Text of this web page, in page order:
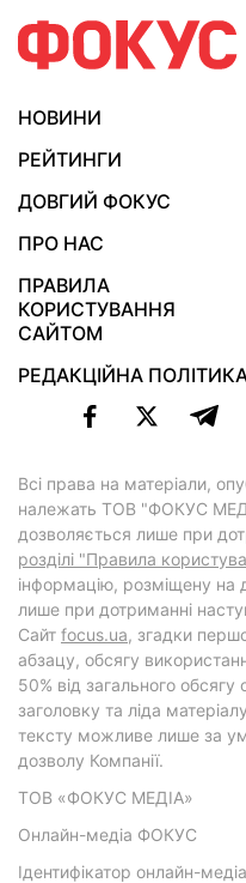
НОВИНИ
РЕЙТИНГИ
ДОВГИЙ ФОКУС
ПРО НАС
ПРАВИЛА
КОРИСТУВАННЯ
САЙТОМ
РЕДАКЦІЙНА
Всі права на матеріали,
належать ТОВ "ФОКУС
дозволяється лише при
розділі "Правила
інформацію, розміщену на
лише при дотриманні
Cайт focus.ua, згадки
абзацу, обсягу
50% від загального обсягу
заголовку та ліда
тексту можливе лише за
дозволу Компанії.
ТОВ «ФОКУС МЕДІА»
Онлайн-медіа ФОКУС
Ідентифікатор онлайн-